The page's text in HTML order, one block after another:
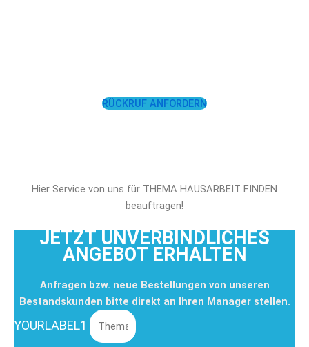
RÜCKRUF ANFORDERN
Hier Service von uns für THEMA HAUSARBEIT FINDEN
beauftragen!
JETZT UNVERBINDLICHES
ANGEBOT ERHALTEN
Anfragen bzw. neue Bestellungen von unseren
Bestandskunden bitte direkt an Ihren Manager stellen.
YOURLABEL1